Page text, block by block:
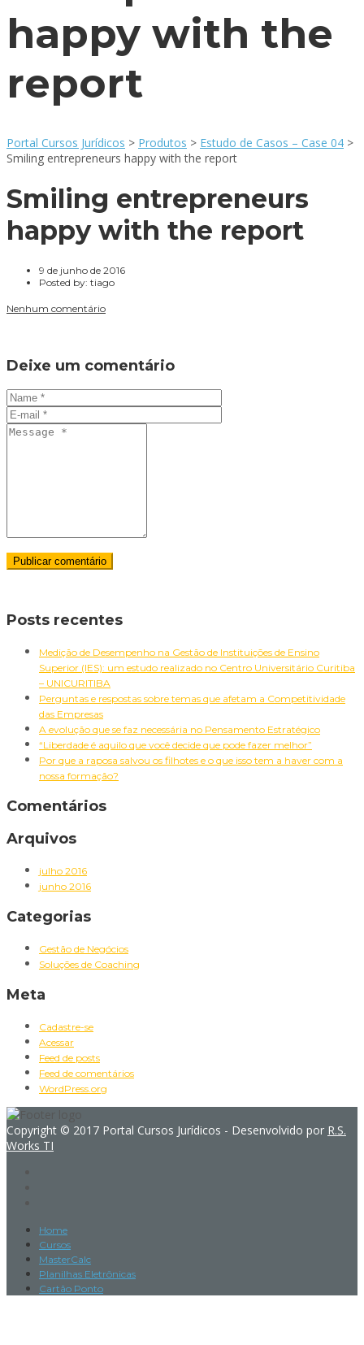
happy with the
report
Portal Cursos Jurídicos > Produtos > Estudo de Casos – Case 04 >
Smiling entrepreneurs happy with the report
Smiling entrepreneurs
happy with the report
9 de junho de 2016
Posted by: tiago
Nenhum comentário
Deixe um comentário
Pesquisar
Posts recentes
Medição de Desempenho na Gestão de Instituições de Ensino
Superior (IES): um estudo realizado no Centro Universitário Curitiba
– UNICURITIBA
Perguntas e respostas sobre temas que afetam a Competitividade
das Empresas
A evolução que se faz necessária no Pensamento Estratégico
“Liberdade é aquilo que você decide que pode fazer melhor”
Por que a raposa salvou os filhotes e o que isso tem a haver com a
nossa formação?
Comentários
Arquivos
julho 2016
junho 2016
Categorias
Gestão de Negócios
Soluções de Coaching
Meta
Cadastre-se
Acessar
Feed de posts
Feed de comentários
WordPress.org
Copyright © 2017 Portal Cursos Jurídicos - Desenvolvido por R.S.
Works TI
Home
Cursos
MasterCalc
Planilhas Eletrônicas
Cartão Ponto